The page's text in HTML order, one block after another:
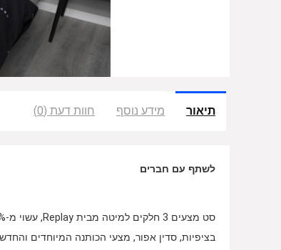
תיאור מידע נוסף חוות דעת (0)
לשתף עם חברים
בציפיות, סדין אפור, מצעי הכותנה המיוחדים